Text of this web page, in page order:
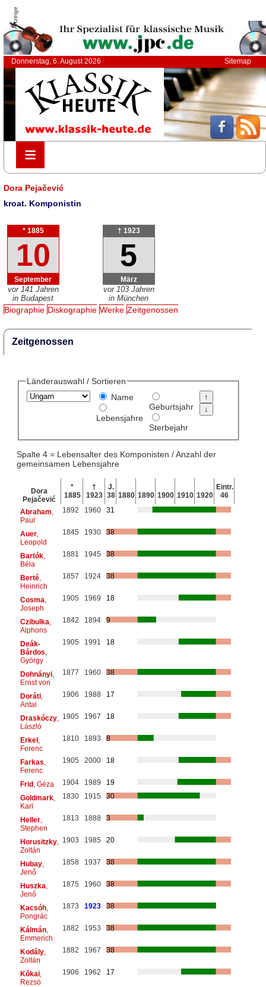
Anzeige
Donnerstag, 6. August 2026 Sitemap
≡
≡
Dora Pejačević
kroat. Komponistin
* 1885
10
September
vor 141 Jahren
in Budapest
† 1923
5
März
vor 103 Jahren
in München
Biographie Diskographie Werke Zeitgenossen
Zeitgenossen
Länderauswahl / Sortieren
Name
Lebensjahre
Geburtsjahr
Sterbejahr
Spalte 4 = Lebensalter des Komponisten / Anzahl der
gemeinsamen Lebensjahre
Dora
Pejačević
*
1885
†
1923
J.
38 1880 1890 1900 1910 1920
Eintr.
46
Abraham
Paul
1892 1960 31
Auer,
Leopold
1845 1930 38
Bartók,
Béla
1881 1945 38
Berté,
Heinrich
1857 1924 38
Cosma
Joseph
1905 1969 18
Czibulka
Alphons
1842 1894 9
Deák-
Bárdos
György
1905 1991 18
Dohnányi,
Ernst von
1877 1960 38
Doráti,
Antal
1906 1988 17
Draskóczy,
László
1905 1967 18
Erkel,
Ferenc
1810 1893 8
Farkas
Ferenc
1905 2000 18
Frid, Géza 1904 1989
19
Goldmark,
Karl
1830 1915 30
Heller,
Stephen
1813 1888 3
Horusitzky,
Zoltán
1903 1985 20
Hubay,
Jenő
1858 1937 38
Huszka
Jenő
1875 1960 38
Kacsóh,
Pongrác
1873 1923 38
Kálmán,
Emmerich
1882 1953 38
Kodály,
Zoltán
1882 1967 38
Kókai,
Rezsö
1906 1962 17